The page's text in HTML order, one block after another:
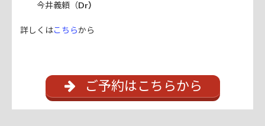
今井義頼（Dr）
詳しくはこちらから
ご予約はこちらから